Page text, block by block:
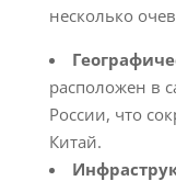
несколько
расположен в
России, что
Китай.